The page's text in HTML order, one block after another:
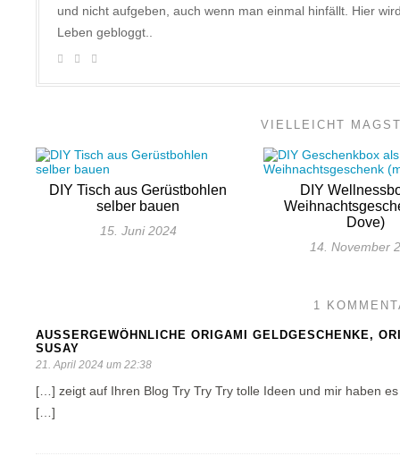
und nicht aufgeben, auch wenn man einmal hinfällt. Hier
Leben gebloggt..
VIELLEICHT
DIY Tisch aus Gerüstbohlen
selber bauen
15. Juni 2024
DIY
Dove)
14. November
1
AUSSERGEWÖHNLICHE ORIGAMI GELDGESCHENKE,
USAY
21. April 2024 um 22:38
[…] zeigt auf Ihren Blog Try Try Try tolle Ideen und mir haben
[…]